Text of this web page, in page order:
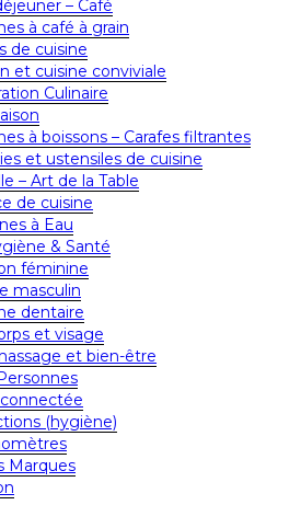
– Café
à café à grain
de cuisine
et cuisine conviviale
Culinaire
à boissons – Carafes filtrantes
et ustensiles de cuisine
– Art de la Table
de cuisine
à Eau
& Santé
féminine
masculin
dentaire
et visage
et bien-être
(hygiène)
Marques